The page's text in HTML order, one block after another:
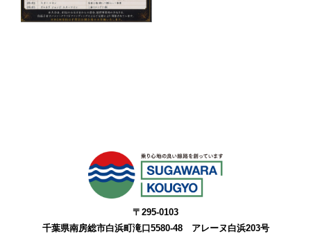
〒295-0103
千葉県南房総市白浜町滝口5580-48 アレーヌ白浜203号